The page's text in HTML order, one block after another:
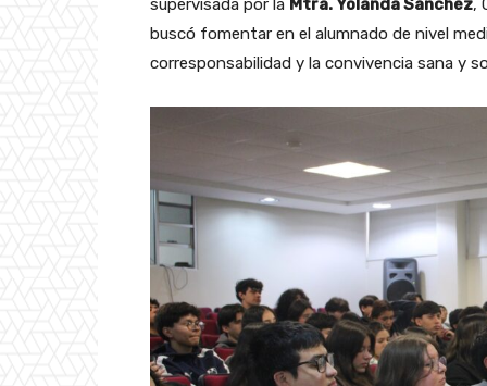
supervisada por la Mtra. Yolanda Sánchez,
buscó fomentar en el alumnado de nivel
corresponsabilidad y la convivencia sana y